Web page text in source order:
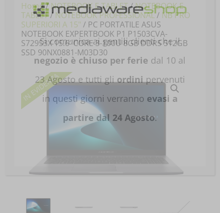
Home/ NOTEBOOK E TABLET/NOTEBOOK E
TABLET/ NOTEBOOK PROFESSIONAL/ NB PRO
SUPERIORI A 15" / PC PORTATILE ASUS
NOTEBOOK EXPERTBOOK P1 P1503CVA-
S72953X 15.6′ CORE 3-100U 8GB DDR5 512GB
SSD 90NX0881-M03D30
Si comunica ai gentili clienti che il
negozio è chiuso per ferie dal 10 al
23 Agosto e tutti gliordinipervenuti
in questi giorni verranno evasi a
partire dal 24 Agosto.